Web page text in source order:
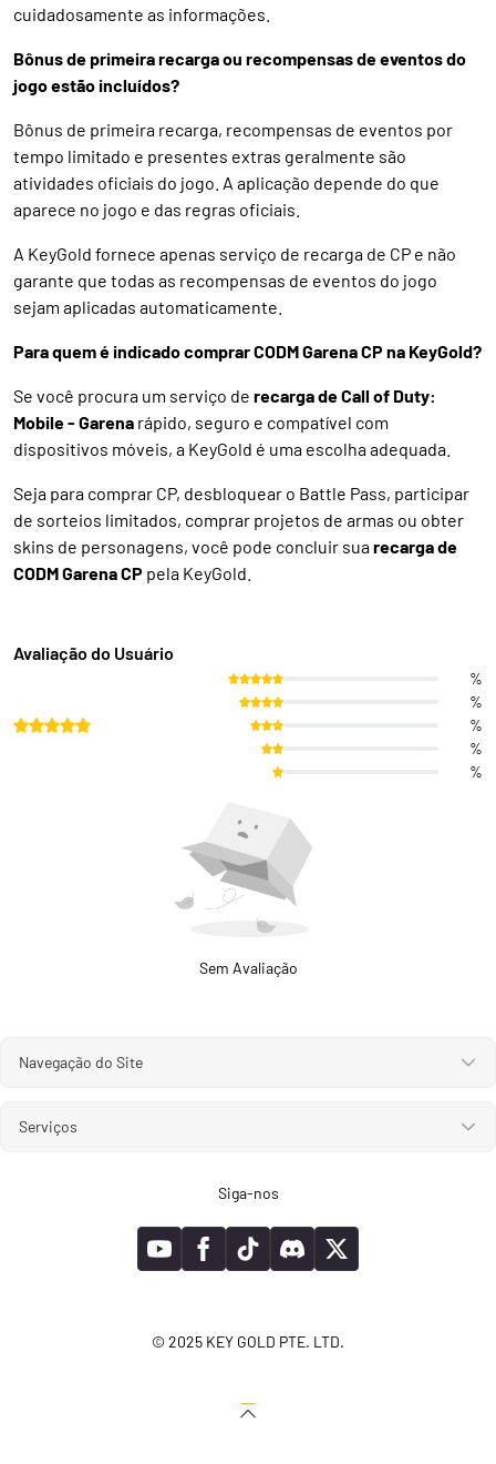
cuidadosamente as informações.
Bônus de primeira recarga ou recompensas de eventos do
jogo estão incluídos?
Bônus de primeira recarga, recompensas de eventos por
tempo limitado e presentes extras geralmente são
atividades oficiais do jogo. A aplicação depende do que
aparece no jogo e das regras oficiais.
A KeyGold fornece apenas serviço de recarga de CP e não
garante que todas as recompensas de eventos do jogo
sejam aplicadas automaticamente.
Para quem é indicado comprar CODM Garena CP na KeyGold?
Se você procura um serviço de recarga de Call of Duty:
Mobile - Garena rápido, seguro e compatível com
dispositivos móveis, a KeyGold é uma escolha adequada.
Seja para comprar CP, desbloquear o Battle Pass, participar
de sorteios limitados, comprar projetos de armas ou obter
skins de personagens, você pode concluir suarecarga de
CODM Garena CP pela KeyGold.
Avaliação do Usuário
%
%
%
%
%
Sem Avaliação
Navegação do Site
Serviços
Siga-nos
© 2025 KEY GOLD PTE. LTD.